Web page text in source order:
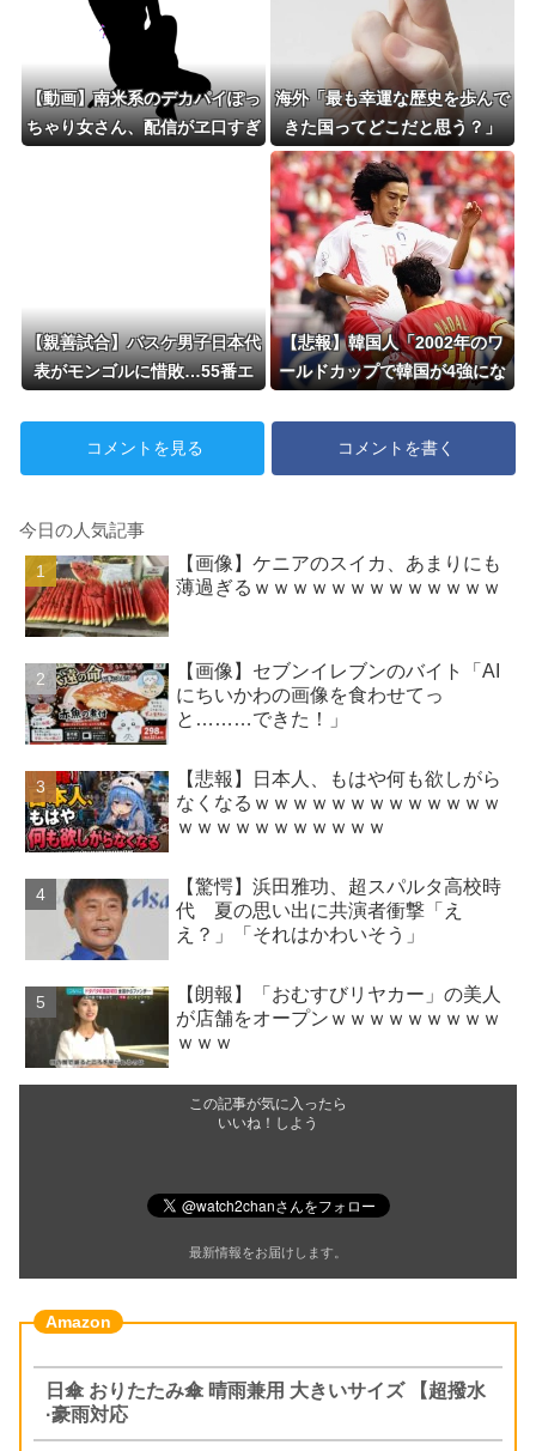
【動画】南米系のデカパイぽっ
ちゃり女さん、配信がヱ口すぎ
海外「最も幸運な歴史を歩んで
きた国ってどこだと思う？」
【親善試合】バスケ男子日本代
表がモンゴルに惜敗…55番エ
【悲報】韓国人「2002年のワ
ールドカップで韓国が4強にな
いの?」
コメントを見る
コメントを書く
今日の人気記事
【画像】ケニアのスイカ、あまりにも
薄過ぎるｗｗｗｗｗｗｗｗｗｗｗｗｗ
【画像】セブンイレブンのバイト「AI
にちいかわの画像を食わせてっ
と………できた！」
【悲報】日本人、もはや何も欲しがら
なくなるｗｗｗｗｗｗｗｗｗｗｗｗｗ
ｗｗｗｗｗｗｗｗｗｗｗ
【驚愕】浜田雅功、超スパルタ高校時
代 夏の思い出に共演者衝撃「え
え？」「それはかわいそう」
【朗報】「おむすびリヤカー」の美人
が店舗をオープンｗｗｗｗｗｗｗｗｗ
ｗｗｗ
この記事が気に入ったら
いいね！しよう
最新情報をお届けします。
日傘 おりたたみ傘 晴雨兼用 大きいサイズ 【超撥水
·豪雨対応